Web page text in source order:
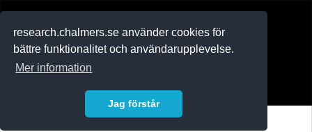
research.chalmers.se använder cookies för
bättre funktionalitet och användarupplevelse.
Mer information
Jag förstår